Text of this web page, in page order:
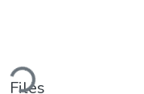
Files